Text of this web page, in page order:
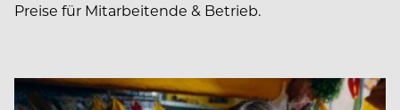
Preise für Mitarbeitende & Betrieb.